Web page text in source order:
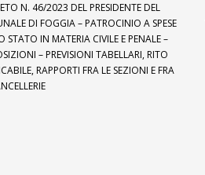
N. 46/2023 DEL PRESIDENTE DEL
DI FOGGIA – PATROCINIO A SPESE
STATO IN MATERIA CIVILE E PENALE –
– PREVISIONI TABELLARI, RITO
RAPPORTI FRA LE SEZIONI E FRA